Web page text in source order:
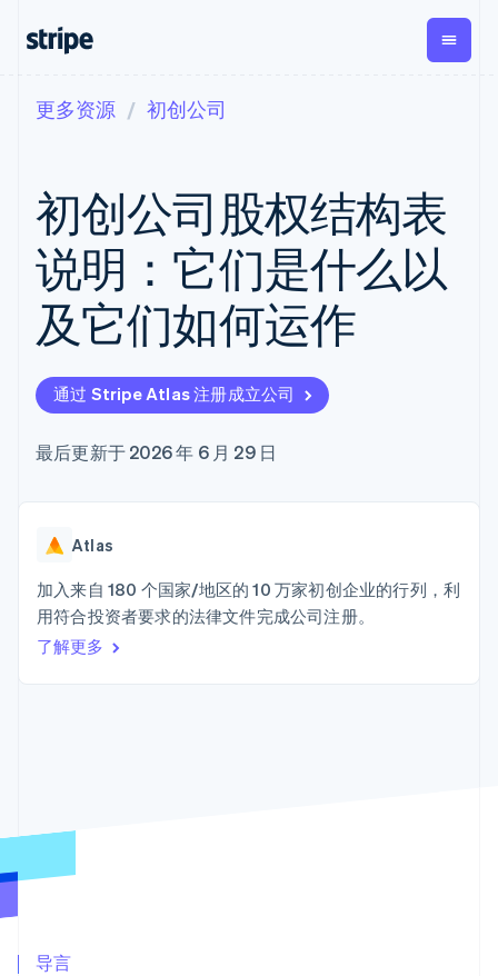
支付
在线支付
Managed
Payments
备案商家解决
方案
Payment links
无代码支付
预构建支付界
面
Elements
灵活的 UI 组件
Payment
接入 125+ 种支
Terminal
Authorization
Boost
支付成功率优
化
加速结账
营收
经常性收入
Metronome
按用量计费
Subscriptions
订阅管理
Invoicing
一次性或定期
Tax
销售税和增值
税自动化
Revenue
Recognition
Stripe Sigma
Global
Payouts
向第三
方打款
Crypto
钱包、
稳定币
欺诈防范
Climate
按企业阶段
按应用场景
智能体商务
加密货币
电子商务
嵌入式金融
财务自动化
全球化企业
交易市场
按行业
游戏
文档
库与 SDK
Stripe Apps
指南
接受线上付款
实施预置结账流程
构建平台或交易市场
管理订阅
发行稳定币支持的支付卡
资源
应用集成
API 状态
学习
指南
支持
获取支持
托管支持方案
专业服务
公司
Stripe Press
更多资源 初创公司
初创公司股权结构表
说明：它们是什么以
及它们如何运作
通过 Stripe Atlas 注册成立公司
最后更新于 2026 年 6 月 29 日
Atlas
加入来自 180 个国家/地区的 10 万家初创企业的行列，利
用符合投资者要求的法律文件完成公司注册。
了解更多
导言